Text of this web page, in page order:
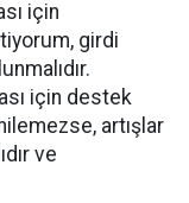
için
girdi
için destek
artışlar
ve